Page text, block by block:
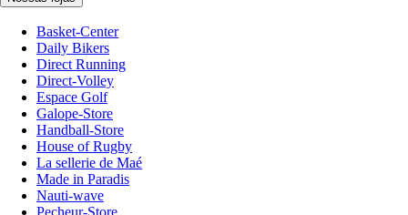
Basket-Center
Daily Bikers
Direct Running
Direct-Volley
Espace Golf
Galope-Store
Handball-Store
House of Rugby
La sellerie de Maé
Made in Paradis
Nauti-wave